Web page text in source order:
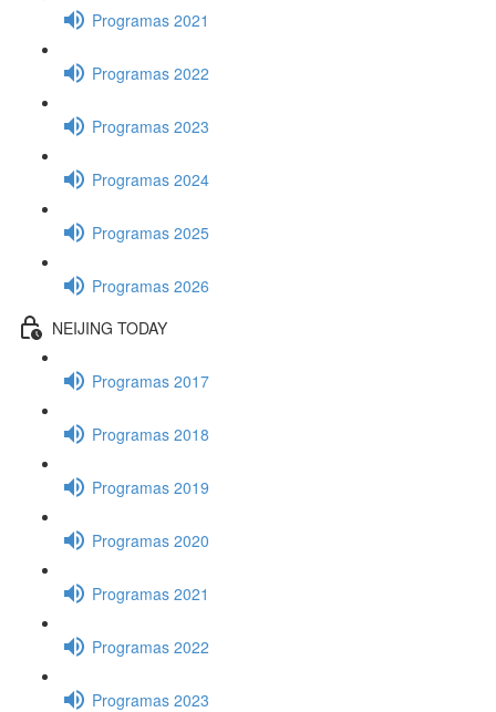
Programas 2021
Programas 2022
Programas 2023
Programas 2024
Programas 2025
Programas 2026
NEIJING TODAY
Programas 2017
Programas 2018
Programas 2019
Programas 2020
Programas 2021
Programas 2022
Programas 2023